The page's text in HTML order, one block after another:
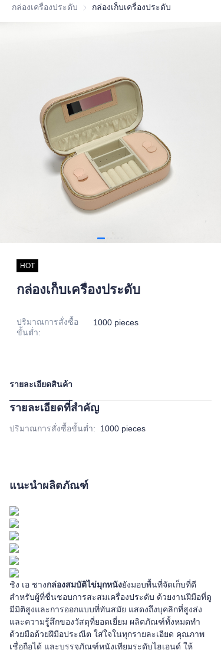
กล่องเครื่องประดับ กล่องเครื่องประดับ
กล่องเก็บเครื่องประดับ
HOT
กล่องเก็บเครื่องประดับ
ปริมาณการสั่งซื้อ
ขั้นต่ำ:
1000 pieces
รายละเอียดสินค้า
รายละเอียดที่สำคัญ
ปริมาณการสั่งซื้อขั้นต่ำ: 1000 pieces
แนะนำผลิตภัณฑ์
ชิง เอ ชางกล่องสมบัติไข่มุกหนังยังมอบพื้นที่จัดเก็บที่ดี
สำหรับผู้ที่ชื่นชอบการสะสมเครื่องประดับ ด้วยงานฝีมือที่ดู
มีมิติสูงและการออกแบบที่ทันสมัย แสดงถึงบุคลิกที่สูงส่ง
และความรู้สึกของวัสดุที่ยอดเยี่ยม ผลิตภัณฑ์ทั้งหมดทำ
ด้วยมือด้วยฝีมือประณีต ใส่ใจในทุกรายละเอียด คุณภาพ
เชื่อถือได้ และบรรจุภัณฑ์หนังเทียมระดับไฮเอนด์ ให้